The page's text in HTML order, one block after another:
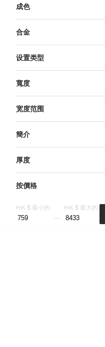
成色
合金
寬度
宽度范围
簡介
厚度
按價格
HK $ 最小的 HK $ 最大的
设置类型